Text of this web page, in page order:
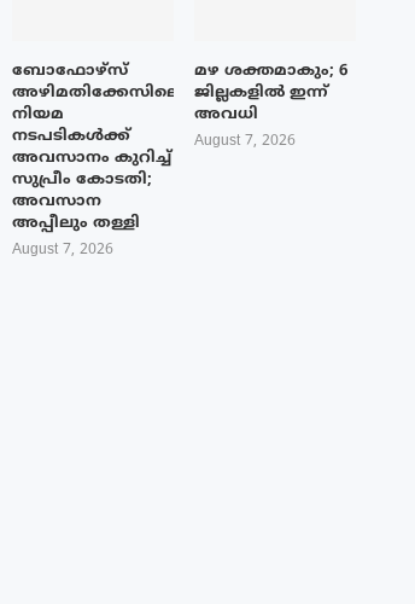
ബോഫോഴ്‌സ്
അഴിമതിക്കേസിലെ
നിയമ
നടപടികൾക്ക്
അവസാനം കുറിച്ച്
സുപ്രീം കോടതി;
അവസാന
അപ്പീലും തള്ളി
August 7, 2026
മഴ ശക്തമാകും; 6
ജില്ലകളിൽ ഇന്ന്
അവധി
August 7, 2026